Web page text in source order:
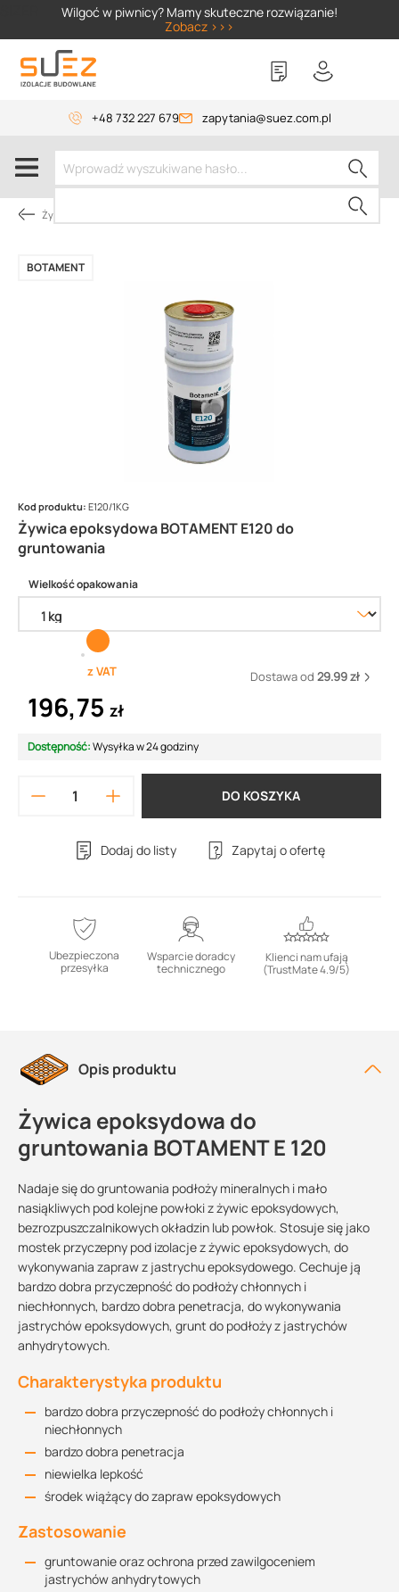
Wilgoć w piwnicy? Mamy skuteczne rozwiązanie!
Zobacz >>>
+48 732 227 679 zapytania@suez.com.pl
Żywice
Żywica epoksydowa BOTAMENT E120 do
gruntowania
BOTAMENT
Kod produktu: E120/1KG
Wielkość opakowania
z VAT Dostawa od 29.99 zł
196,75 zł
Dostępność:Wysyłka w 24 godziny
DO KOSZYKA
Dodaj do listy Zapytaj o ofertę
Ubezpieczona
przesyłka
Wsparcie doradcy
technicznego
Klienci nam ufają
(TrustMate 4.9/5)
Opis produktu
Żywica epoksydowa do
gruntowania BOTAMENT E 120
Nadaje się do gruntowania podłoży mineralnych i mało
nasiąkliwych pod kolejne powłoki z żywic epoksydowych,
bezrozpuszczalnikowych okładzin lub powłok. Stosuje się jako
mostek przyczepny pod izolacje z żywic epoksydowych, do
wykonywania zapraw z jastrychu epoksydowego. Cechuje ją
bardzo dobra przyczepność do podłoży chłonnych i
niechłonnych, bardzo dobra penetracja, do wykonywania
jastrychów epoksydowych, grunt do podłoży z jastrychów
anhydrytowych.
Charakterystyka produktu
bardzo dobra przyczepność do podłoży chłonnych i
niechłonnych
bardzo dobra penetracja
niewielka lepkość
środek wiążący do zapraw epoksydowych
Zastosowanie
gruntowanie oraz ochrona przed zawilgoceniem
jastrychów anhydrytowych